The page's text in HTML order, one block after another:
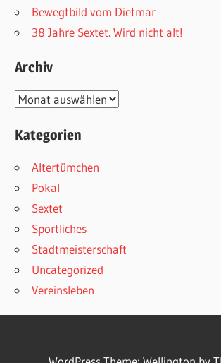
Bewegtbild vom Dietmar
38 Jahre Sextet. Wird nicht alt!
Archiv
Archiv
Kategorien
Altertümchen
Pokal
Sextet
Sportliches
Stadtmeisterschaft
Uncategorized
Vereinsleben